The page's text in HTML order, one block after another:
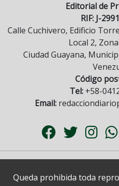
Editorial de
RIF: J-
Calle Cuchivero, Edificio
Local 2,
Ciudad Guayana,
Código
Tel:+58-
Email:
Queda prohibida toda